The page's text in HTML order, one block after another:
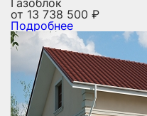
Газоблок
от 13 738 500 ₽
Подробнее